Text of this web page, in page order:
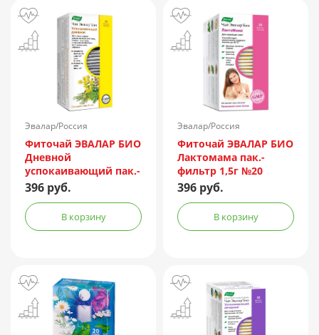
Эвалар/Россия
Фиточай ЭВАЛАР БИО
Дневной
успокаивающий пак.-
фильтр 1,5г №20
396 руб.
В корзину
Эвалар/Россия
Фиточай ЭВАЛАР БИО
Лактомама пак.-
фильтр 1,5г №20
396 руб.
В корзину